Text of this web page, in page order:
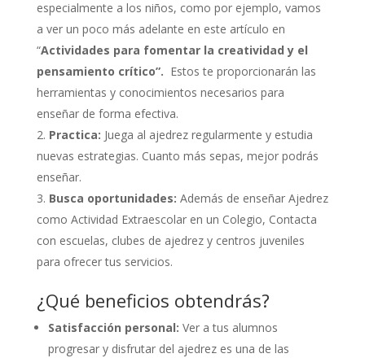
especialmente a los niños, como por ejemplo, vamos
a ver un poco más adelante en este artículo en
“Actividades para fomentar la creatividad y el
pensamiento crítico”. Estos te proporcionarán las
herramientas y conocimientos necesarios para
enseñar de forma efectiva.
Practica: Juega al ajedrez regularmente y estudia
nuevas estrategias. Cuanto más sepas, mejor podrás
enseñar.
Busca oportunidades: Además de enseñar Ajedrez
como Actividad Extraescolar en un Colegio, Contacta
con escuelas, clubes de ajedrez y centros juveniles
para ofrecer tus servicios.
¿Qué beneficios obtendrás?
Satisfacción personal: Ver a tus alumnos
progresar y disfrutar del ajedrez es una de las